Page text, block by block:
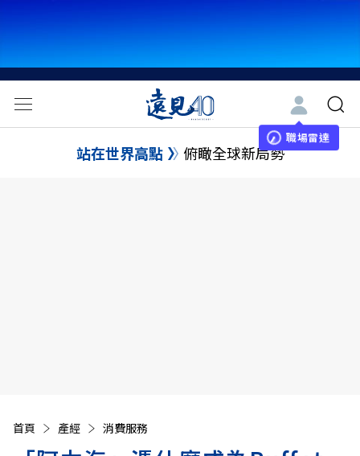
職場雷達
站在世界高點 俯瞰全球新局勢
首頁 產經 消費服務